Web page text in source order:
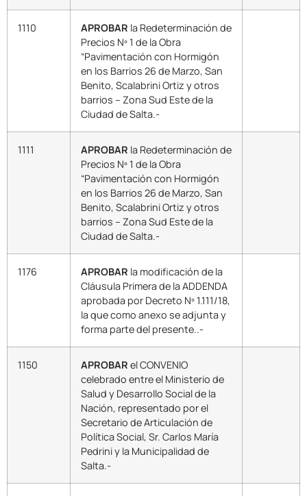
1110 APROBAR la Redeterminación de
Precios Nº 1 de la Obra
“Pavimentación con Hormigón
en los Barrios 26 de Marzo, San
Benito, Scalabrini Ortiz y otros
barrios – Zona Sud Este de la
Ciudad de Salta.-
1111 APROBAR la Redeterminación de
Precios Nº 1 de la Obra
“Pavimentación con Hormigón
en los Barrios 26 de Marzo, San
Benito, Scalabrini Ortiz y otros
barrios – Zona Sud Este de la
Ciudad de Salta.-
1176 APROBAR la modificación de la
Cláusula Primera de la ADDENDA
aprobada por Decreto Nº 1.111/18,
la que como anexo se adjunta y
forma parte del presente..-
1150 APROBAR el CONVENIO
celebrado entre el Ministerio de
Salud y Desarrollo Social de la
Nación, representado por el
Secretario de Articulación de
Política Social, Sr. Carlos María
Pedrini y la Municipalidad de
Salta.-